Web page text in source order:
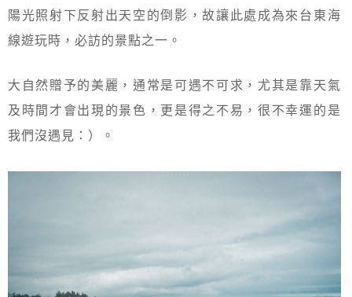
陽光照射下反射出天空的倒影，故讓此處成為來台東海
線遊玩時，必訪的景點之一。
大自然贈予的美麗，通常是可遇不可求，尤其是靠天氣
及時間才會出現的景色，更是得之不易，很不幸運的是
我們沒遇見：）。